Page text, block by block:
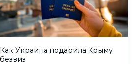
Как Украина подарила Крыму
безвиз